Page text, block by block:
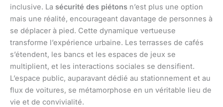
inclusive. La sécurité des piétons n’est plus une option
mais une réalité, encourageant davantage de personnes à
se déplacer à pied. Cette dynamique vertueuse
transforme l’expérience urbaine. Les terrasses de cafés
s’étendent, les bancs et les espaces de jeux se
multiplient, et les interactions sociales se densifient.
L’espace public, auparavant dédié au stationnement et au
flux de voitures, se métamorphose en un véritable lieu de
vie et de convivialité.